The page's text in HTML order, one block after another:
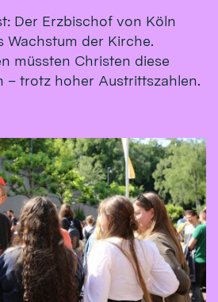
Der Erzbischof von Köln
Wachstum der Kirche.
müssten Christen diese
– trotz hoher Austrittszahlen.